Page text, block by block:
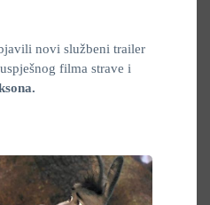
novi službeni trailer
filma strave i